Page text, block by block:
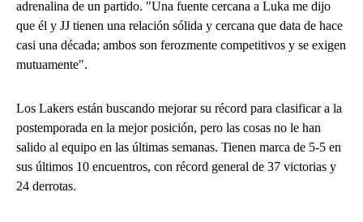
adrenalina de un partido. "Una fuente cercana a Luka me dijo
que él y JJ tienen una relación sólida y cercana que data de hace
casi una década; ambos son ferozmente competitivos y se exigen
mutuamente".
Los Lakers están buscando mejorar su récord para clasificar a la
postemporada en la mejor posición, pero las cosas no le han
salido al equipo en las últimas semanas. Tienen marca de 5-5 en
sus últimos 10 encuentros, con récord general de 37 victorias y
24 derrotas.